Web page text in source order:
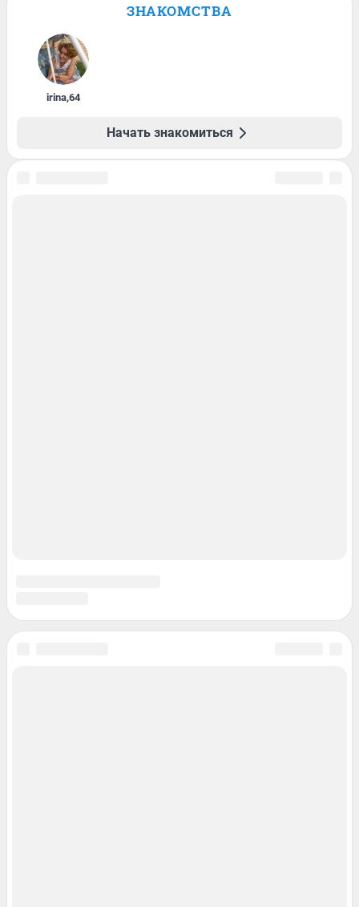
ЗНАКОМСТВА
irina,64
Начать знакомиться